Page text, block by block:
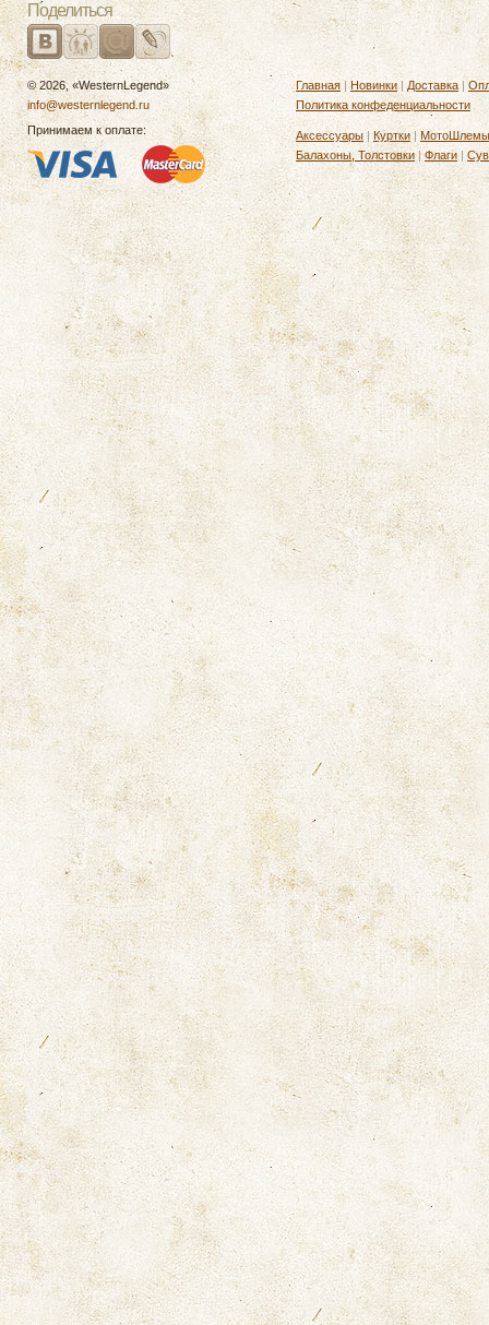
Поделиться
© 2026, «WesternLegend»
info@westernlegend.ru
Принимаем к оплате:
Главная | Новинки | Доставка |
Политика конфеденциальности
Аксессуары | Куртки | МотоШлемы
Балахоны, Толстовки |Флаги |